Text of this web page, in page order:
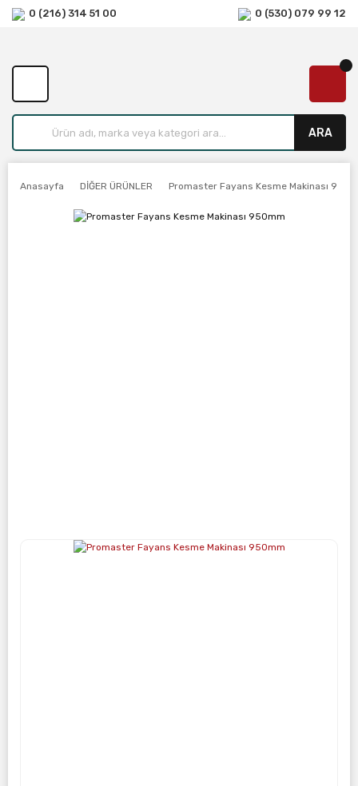
0 (216) 314 51 00 0 (530) 079 99 12
ARA
Anasayfa DİĞER ÜRÜNLER Promaster Fayans Kesme Makinası